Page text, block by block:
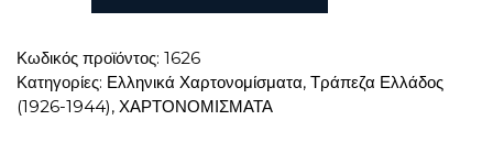
ποσότητα
Κωδικός προϊόντος: 1626
Κατηγορίες: Ελληνικά Χαρτονομίσματα, Τράπεζα Ελλάδος
(1926-1944), ΧΑΡΤΟΝΟΜΙΣΜΑΤΑ